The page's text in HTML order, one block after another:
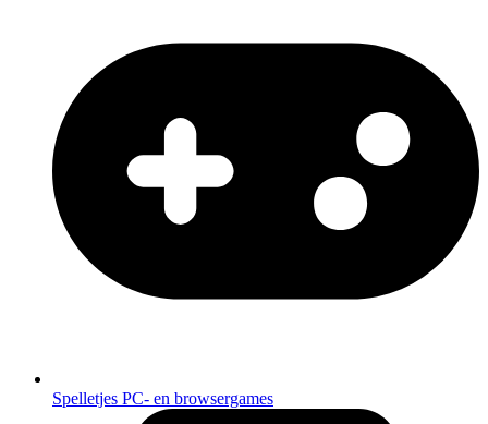
Spelletjes PC- en browsergames